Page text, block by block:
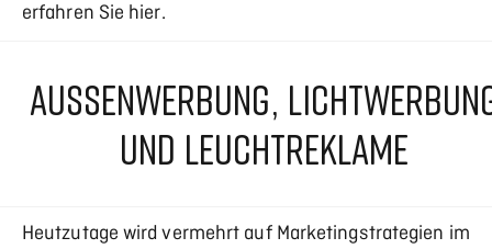
erfahren Sie hier.
AUSSENWERBUNG, LICHTWERBUNG
ND LEUCHTREKLAME
Heutzutage wird vermehrt auf Marketingstrategien im